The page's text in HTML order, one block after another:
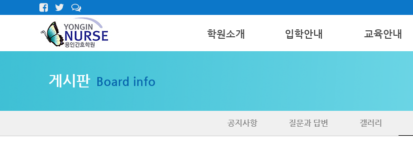
학원소개 입학안내 교육안내
게시판 Board info
공지사항 질문과 답변 갤러리